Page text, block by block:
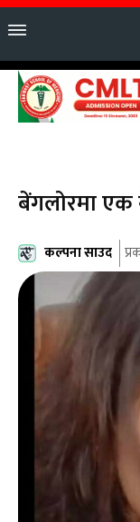
बेंगलोरमा एक
कल्पना साउद